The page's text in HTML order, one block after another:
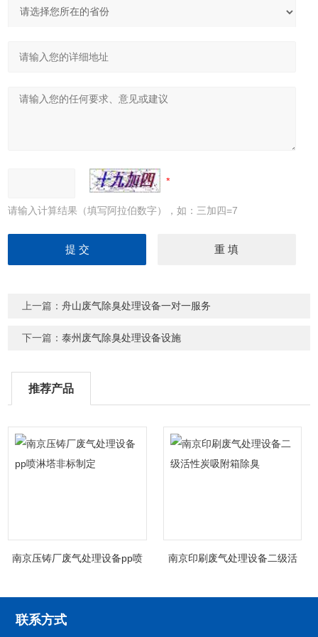
请输入计算结果（填写阿拉伯数字），如：三加四=7
上一篇：舟山废气除臭处理设备一对一服务
下一篇：泰州废气除臭处理设备设施
推荐产品
南京压铸厂废气处理设备pp喷
南京印刷废气处理设备二级活
联系方式